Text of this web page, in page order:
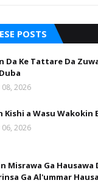
POSTS
Da Ke Tattare Da
2026
Kishi a Wasu Wakokin
2026
Misrawa Ga Hausawa
Ga Al'ummar